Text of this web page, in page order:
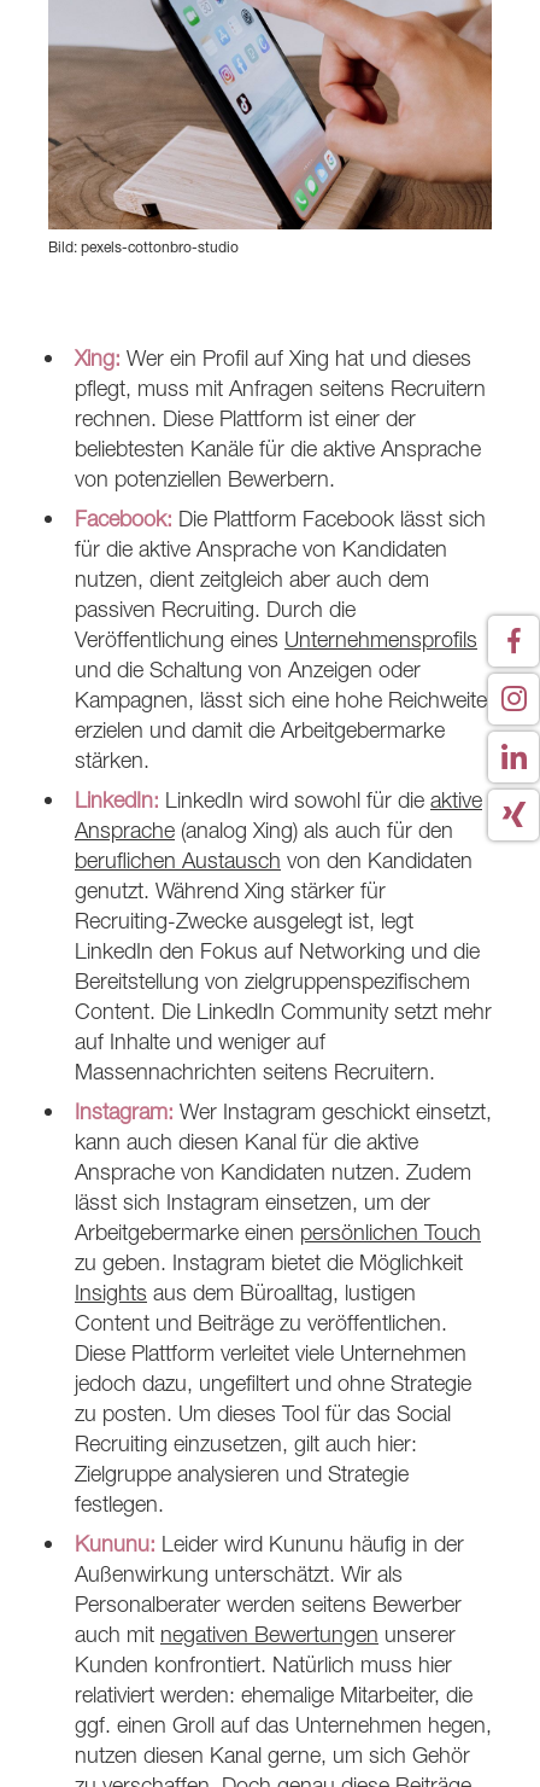
Bild: pexels-cottonbro-studio
Xing: Wer ein Profil auf Xing hat und dieses
pflegt, muss mit Anfragen seitens Recruitern
rechnen. Diese Plattform ist einer der
beliebtesten Kanäle für die aktive Ansprache
von potenziellen Bewerbern.
Facebook: Die Plattform Facebook lässt sich
für die aktive Ansprache von Kandidaten
nutzen, dient zeitgleich aber auch dem
passiven Recruiting. Durch die
Veröffentlichung eines Unternehmensprofils
und die Schaltung von Anzeigen oder
Kampagnen, lässt sich eine hohe Reichweite
erzielen und damit die Arbeitgebermarke
stärken.
LinkedIn: LinkedIn wird sowohl für die aktive
Ansprache (analog Xing) als auch für den
beruflichen Austausch von den Kandidaten
genutzt. Während Xing stärker für
Recruiting-Zwecke ausgelegt ist, legt
LinkedIn den Fokus auf Networking und die
Bereitstellung von zielgruppenspezifischem
Content. Die LinkedIn Community setzt mehr
auf Inhalte und weniger auf
Massennachrichten seitens Recruitern.
Instagram: Wer Instagram geschickt einsetzt,
kann auch diesen Kanal für die aktive
Ansprache von Kandidaten nutzen. Zudem
lässt sich Instagram einsetzen, um der
Arbeitgebermarke einen persönlichen Touch
zu geben. Instagram bietet die Möglichkeit
Insights aus dem Büroalltag, lustigen
Content und Beiträge zu veröffentlichen.
Diese Plattform verleitet viele Unternehmen
jedoch dazu, ungefiltert und ohne Strategie
zu posten. Um dieses Tool für das Social
Recruiting einzusetzen, gilt auch hier:
Zielgruppe analysieren und Strategie
festlegen.
Kununu: Leider wird Kununu häufig in der
Außenwirkung unterschätzt. Wir als
Personalberater werden seitens Bewerber
auch mit negativen Bewertungen unserer
Kunden konfrontiert. Natürlich muss hier
relativiert werden: ehemalige Mitarbeiter, die
ggf. einen Groll auf das Unternehmen hegen,
nutzen diesen Kanal gerne, um sich Gehör